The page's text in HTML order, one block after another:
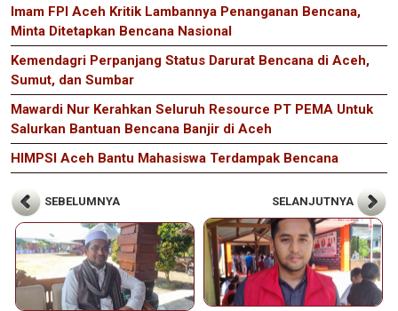
Imam FPI Aceh Kritik Lambannya Penanganan Bencana,
Minta Ditetapkan Bencana Nasional
Kemendagri Perpanjang Status Darurat Bencana di Aceh,
Sumut, dan Sumbar
Mawardi Nur Kerahkan Seluruh Resource PT PEMA Untuk
Salurkan Bantuan Bencana Banjir di Aceh
HIMPSI Aceh Bantu Mahasiswa Terdampak Bencana
SEBELUMNYA SELANJUTNYA